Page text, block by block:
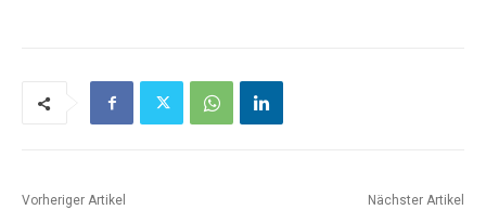
Vorheriger Artikel Nächster Artikel